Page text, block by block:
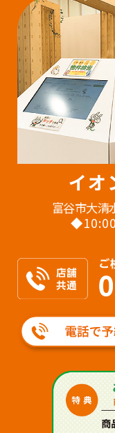
イオ
富谷市大清